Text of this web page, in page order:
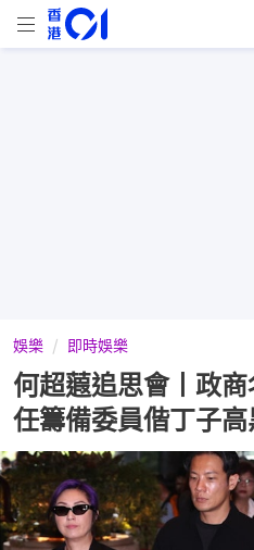
娛樂 即時娛樂
何超蕸追思會丨政
任籌備委員偕丁子